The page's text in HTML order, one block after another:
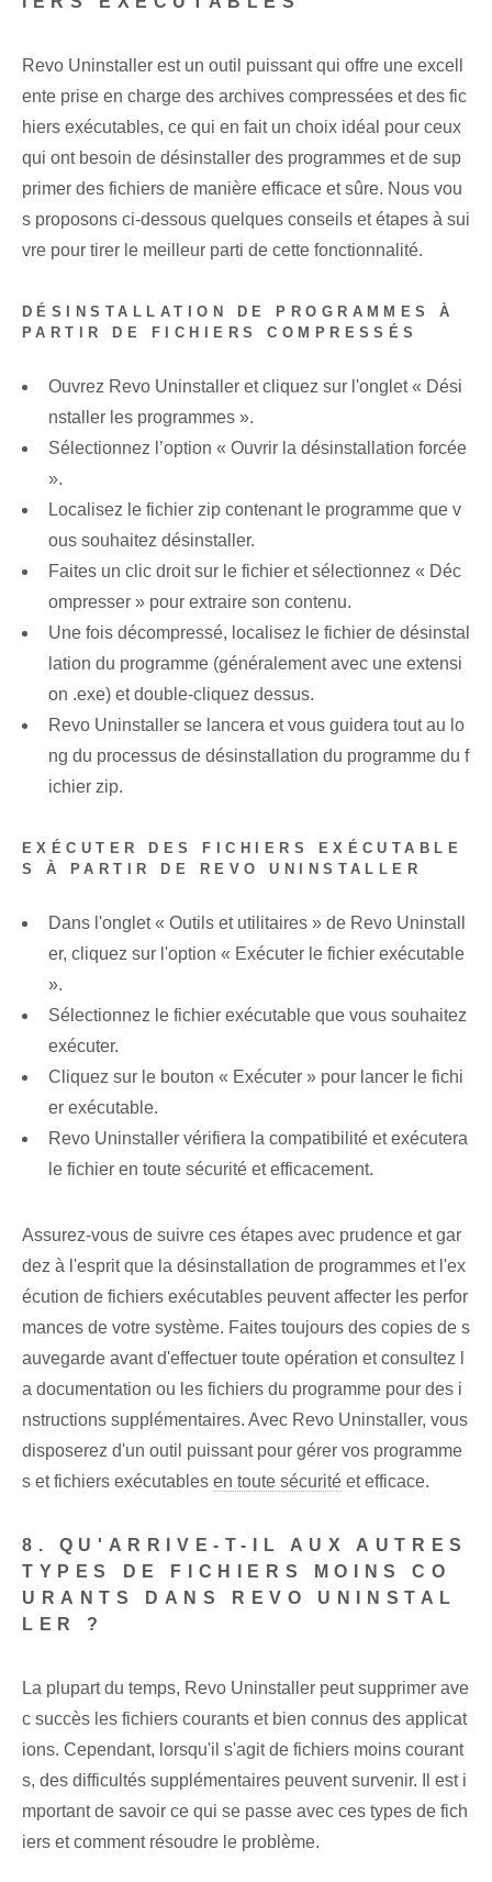
Revo Uninstaller est un outil puissant qui offre une excell
ente prise en charge des archives compressées et des fic
hiers exécutables, ce qui en fait un choix idéal pour ceux
qui ont besoin de désinstaller des programmes et de sup
primer des fichiers de manière efficace et sûre. Nous vou
s proposons ci-dessous quelques conseils et étapes à sui
vre pour tirer le meilleur parti de cette fonctionnalité.
DÉSINSTALLATION DE PROGRAMMES À
PARTIR DE FICHIERS COMPRESSÉS
Ouvrez Revo Uninstaller et cliquez sur l'onglet « Dési
nstaller les programmes ».
Sélectionnez l’option « Ouvrir la désinstallation forcée
».
Localisez le fichier zip contenant le programme que v
ous souhaitez désinstaller.
Faites un clic droit sur le fichier et sélectionnez « Déc
ompresser » pour extraire son contenu.
Une fois décompressé, localisez le fichier de désinstal
lation du programme (généralement avec une extensi
on .exe) et double-cliquez dessus.
Revo Uninstaller se lancera et vous guidera tout au lo
ng du processus de désinstallation du programme du f
ichier zip.
EXÉCUTER DES FICHIERS EXÉCUTABLE
S À PARTIR DE REVO UNINSTALLER
Dans l'onglet « Outils et utilitaires » de Revo Uninstall
er, cliquez sur l'option « Exécuter le fichier exécutable
».
Sélectionnez le fichier exécutable que vous souhaitez
exécuter.
Cliquez sur le bouton « Exécuter » pour lancer le fichi
er exécutable.
Revo Uninstaller vérifiera la compatibilité et exécutera
le fichier en toute sécurité et efficacement.
Assurez-vous de suivre ces étapes avec prudence et gar
dez à l'esprit que la désinstallation de programmes et l'ex
écution de fichiers exécutables peuvent affecter les perfor
mances de votre système. Faites toujours des copies de s
auvegarde avant d'effectuer toute opération et consultez l
a documentation ou les fichiers du programme pour des i
nstructions supplémentaires. Avec Revo Uninstaller, vous
disposerez d'un outil puissant pour gérer vos programme
s et fichiers exécutables en toute sécurité et efficace.
8. QU'ARRIVE-T-IL AUX AUTRES
TYPES DE FICHIERS MOINS CO
URANTS DANS REVO UNINSTAL
LER ?
La plupart du temps, Revo Uninstaller peut supprimer ave
c succès les fichiers courants et bien connus des applicat
ions. Cependant, lorsqu'il s'agit de fichiers moins courant
s, des difficultés supplémentaires peuvent survenir. Il est i
mportant de savoir ce qui se passe avec ces types de fich
iers et comment résoudre le problème.